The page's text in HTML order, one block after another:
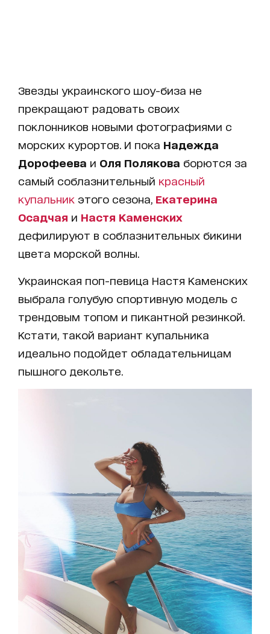
Звезды украинского шоу-биза не
прекращают радовать своих
поклонников новыми фотографиями с
морских курортов. И пока Надежда
Дорофеева и Оля Полякова борются за
самый соблазнительный красный
купальник этого сезона, Екатерина
Осадчая и Настя Каменских
дефилируют в соблазнительных бикини
цвета морской волны.
Украинская поп-певица Настя Каменских
выбрала голубую спортивную модель с
трендовым топом и пикантной резинкой.
Кстати, такой вариант купальника
идеально подойдет обладательницам
пышного декольте.